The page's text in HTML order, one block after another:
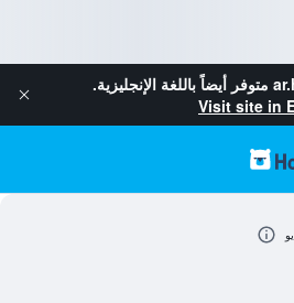
متوفر أيضاً باللغة الإنجليزية.
Visit site in